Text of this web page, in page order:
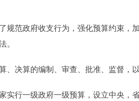
政府收支行为，强化预算约束，加
。
算的编制、审查、批准、监督，以
一级政府一级预算，设立中央，省